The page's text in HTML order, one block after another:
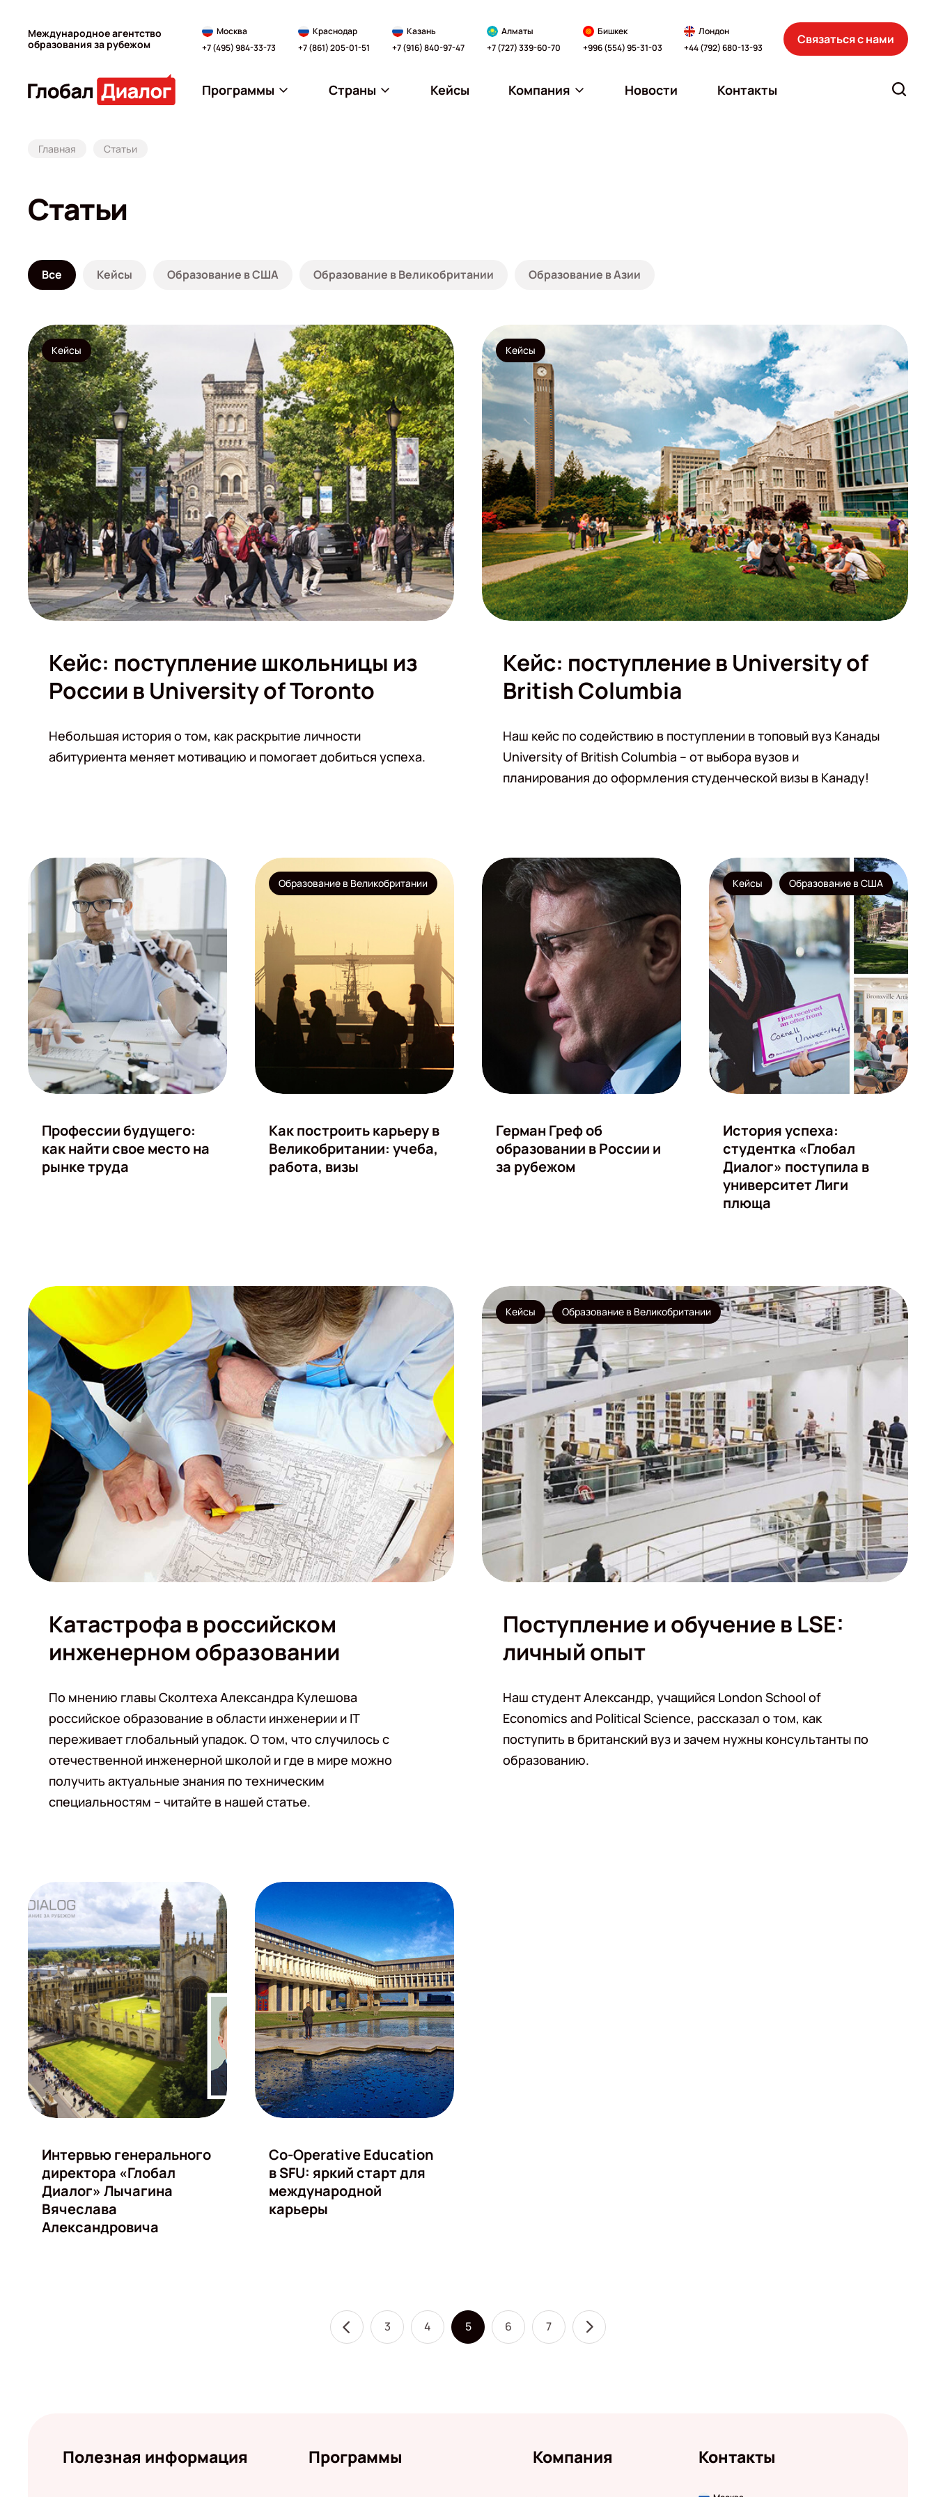
Международное агентство
образования за рубежом
Москва
+7 (495) 984-33-73
Краснодар
+7 (861) 205-01-51
Казань
+7 (916) 840-97-47
Алматы
+7 (727) 339-60-70
Бишкек
+996 (554) 95-31-03
Лондон
+44 (792) 680-13-93
Связаться с нами
Программы Страны Кейсы Компания Новости Контакты
Главная Статьи
Статьи
Все Кейсы Образование в США Образование в Великобритании Образование в Азии
Кейсы
Кейс: поступление школьницы из
России в University of Toronto
Небольшая история о том, как раскрытие личности
абитуриента меняет мотивацию и помогает добиться успеха.
Кейсы
Кейс: поступление в University of
British Columbia
Наш кейс по содействию в поступлении в топовый вуз Канады
University of British Columbia – от выбора вузов и
планирования до оформления студенческой визы в Канаду!
Профессии будущего:
как найти свое место на
рынке труда
Образование в Великобритании
Как построить карьеру в
Великобритании: учеба,
работа, визы
Герман Греф об
образовании в России и
за рубежом
Кейсы Образование в США
История успеха:
студентка «Глобал
Диалог» поступила в
университет Лиги
плюща
Катастрофа в российском
инженерном образовании
По мнению главы Сколтеха Александра Кулешова
российское образование в области инженерии и IT
переживает глобальный упадок. О том, что случилось с
отечественной инженерной школой и где в мире можно
получить актуальные знания по техническим
специальностям – читайте в нашей статье.
Кейсы Образование в Великобритании
Поступление и обучение в LSE:
личный опыт
Наш студент Александр, учащийся London School of
Economics and Political Science, рассказал о том, как
поступить в британский вуз и зачем нужны консультанты по
образованию.
Интервью генерального
директора «Глобал
Диалог» Лычагина
Вячеслава
Александровича
Co-Operative Education
в SFU: яркий старт для
международной
карьеры
3 4 5 6 7
Полезная информация Программы Компания Контакты